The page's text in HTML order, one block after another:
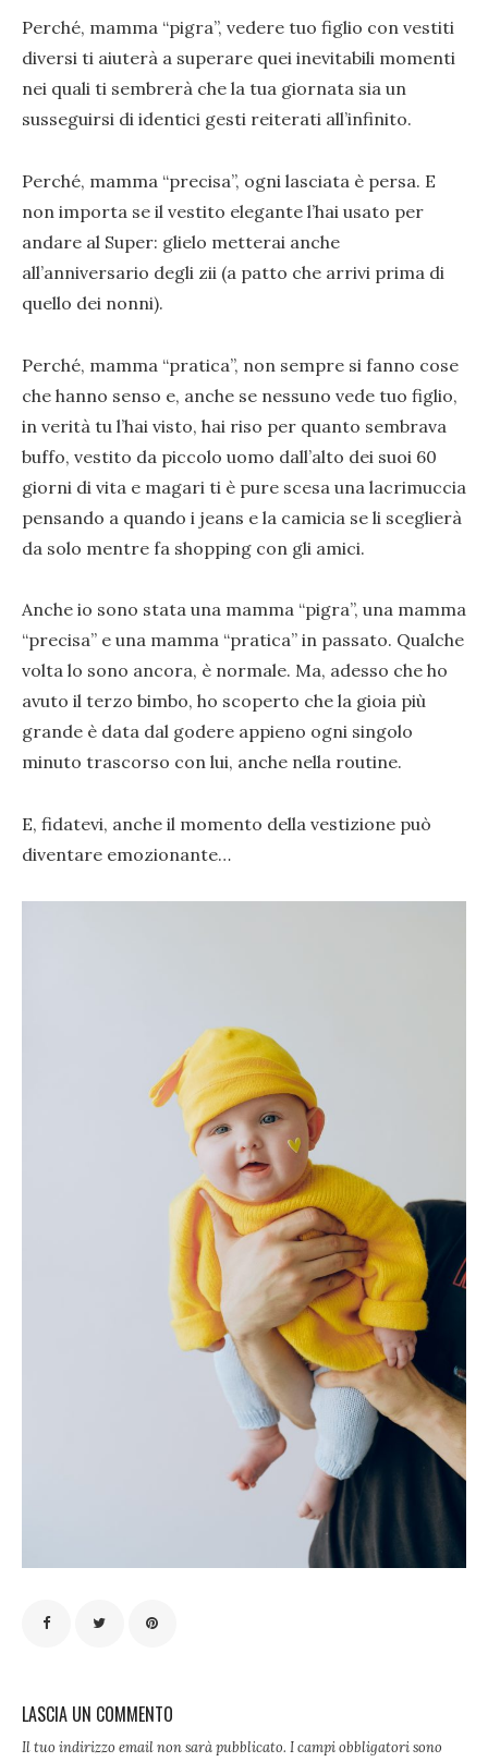
Perché, mamma “pigra”, vedere tuo figlio con vestiti
diversi ti aiuterà a superare quei inevitabili momenti
nei quali ti sembrerà che la tua giornata sia un
susseguirsi di identici gesti reiterati all’infinito.
Perché, mamma “precisa”, ogni lasciata è persa. E
non importa se il vestito elegante l’hai usato per
andare al Super: glielo metterai anche
all’anniversario degli zii (a patto che arrivi prima di
quello dei nonni).
Perché, mamma “pratica”, non sempre si fanno cose
che hanno senso e, anche se nessuno vede tuo figlio,
in verità tu l’hai visto, hai riso per quanto sembrava
buffo, vestito da piccolo uomo dall’alto dei suoi 60
giorni di vita e magari ti è pure scesa una lacrimuccia
pensando a quando i jeans e la camicia se li sceglierà
da solo mentre fa shopping con gli amici.
Anche io sono stata una mamma “pigra”, una mamma
“precisa” e una mamma “pratica” in passato. Qualche
volta lo sono ancora, è normale. Ma, adesso che ho
avuto il terzo bimbo, ho scoperto che la gioia più
grande è data dal godere appieno ogni singolo
minuto trascorso con lui, anche nella routine.
E, fidatevi, anche il momento della vestizione può
diventare emozionante…
LASCIA UN COMMENTO
Il tuo indirizzo email non sarà pubblicato. I campi obbligatori sono